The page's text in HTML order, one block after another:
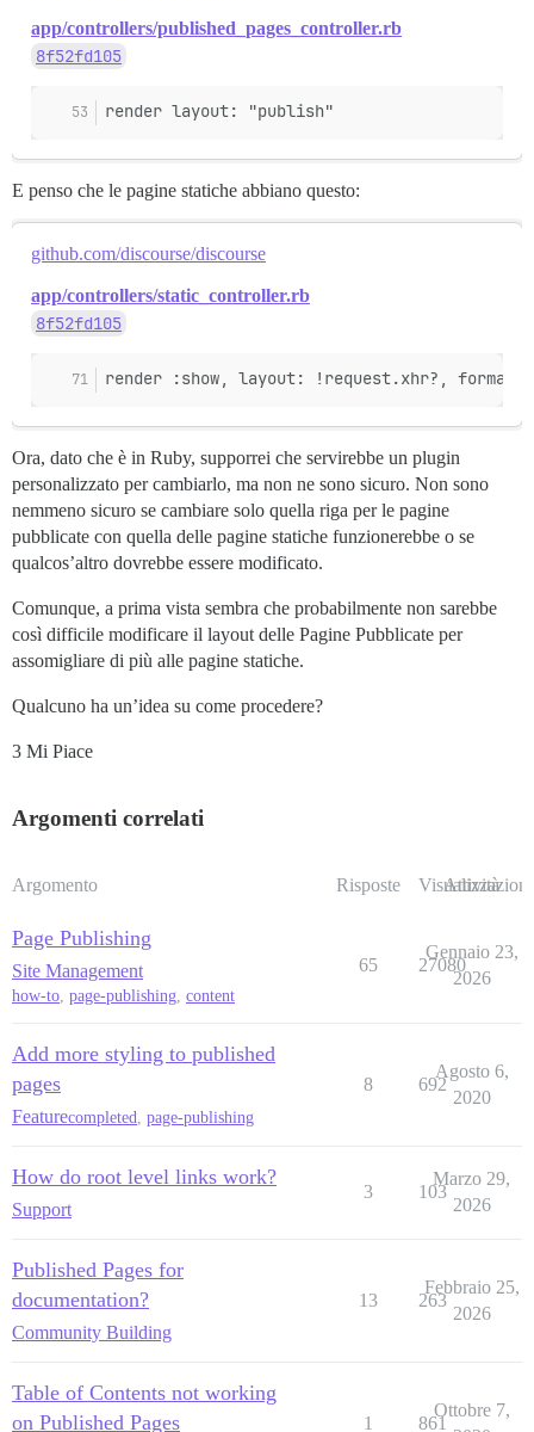
app/controllers/published_pages_controller.rb
8f52fd105
render layout: "publish"
E penso che le pagine statiche abbiano questo:
github.com/discourse/discourse
app/controllers/static_controller.rb
8f52fd105
render :show, layout: !request.xhr?,
Ora, dato che è in Ruby, supporrei che servirebbe un plugin
personalizzato per cambiarlo, ma non ne sono sicuro. Non sono
nemmeno sicuro se cambiare solo quella riga per le pagine
pubblicate con quella delle pagine statiche funzionerebbe o se
qualcos’altro dovrebbe essere modificato.
Comunque, a prima vista sembra che probabilmente non sarebbe
così difficile modificare il layout delle Pagine Pubblicate per
assomigliare di più alle pagine statiche.
Qualcuno ha un’idea su come procedere?
3 Mi Piace
Argomenti correlati
Argomento Risposte Visualizzazioni
Attività
Page Publishing
Site Management
how-to, page-publishing, content
65 27080
Gennaio 23,
2026
Add more styling to published
pages
Featurecompleted page-publishing
8 692
Agosto 6,
2020
How do root level links work?
Support
3 103
Marzo 29,
2026
Published Pages for
documentation?
Community Building
13 263
Febbraio 25,
2026
Table of Contents not working
on Published Pages
1 861
Ottobre 7,